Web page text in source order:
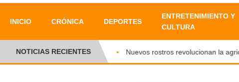
INICIO CRÓNICA DEPORTES
ENTRETENIMIENTO Y
CULTURA
NOTICIAS RECIENTES Nuevos rostros revolucionan la